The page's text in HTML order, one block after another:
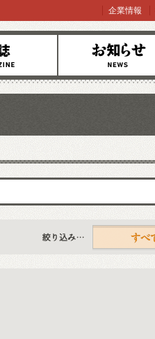
お知らせ
企業情報
すべて